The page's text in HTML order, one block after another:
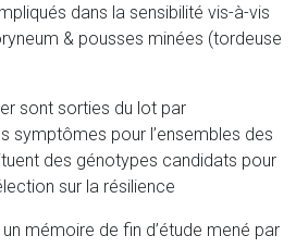
dans la sensibilité vis-à-vis
& pousses minées (tordeuse
sont sorties du lot par
symptômes pour l’ensembles des
des génotypes candidats pour
sur la résilience
mémoire de fin d’étude mené par